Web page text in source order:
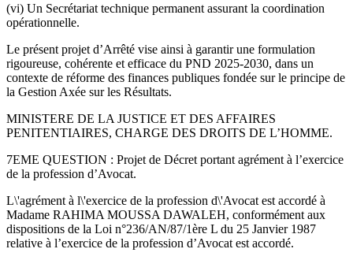
(vi) Un Secrétariat technique permanent assurant la coordination
opérationnelle.
Le présent projet d’Arrêté vise ainsi à garantir une formulation
rigoureuse, cohérente et efficace du PND 2025-2030, dans un
contexte de réforme des finances publiques fondée sur le principe de
la Gestion Axée sur les Résultats.
MINISTERE DE LA JUSTICE ET DES AFFAIRES
PENITENTIAIRES, CHARGE DES DROITS DE L’HOMME.
7EME QUESTION : Projet de Décret portant agrément à l’exercice
de la profession d’Avocat.
L\'agrément à l\'exercice de la profession d\'Avocat est accordé à
Madame RAHIMA MOUSSA DAWALEH, conformément aux
dispositions de la Loi n°236/AN/87/1ère L du 25 Janvier 1987
relative à l’exercice de la profession d’Avocat est accordé.